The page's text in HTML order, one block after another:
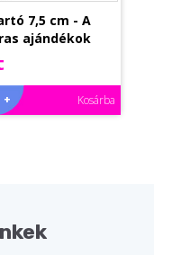
7,5 cm - A
ajándékok
+ Kosárba